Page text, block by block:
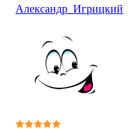
Александр_Игрицкий